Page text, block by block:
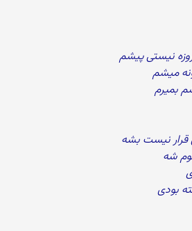
نیستی پیشم
میشم
بمیرم
نیست بشه
شه
بودی